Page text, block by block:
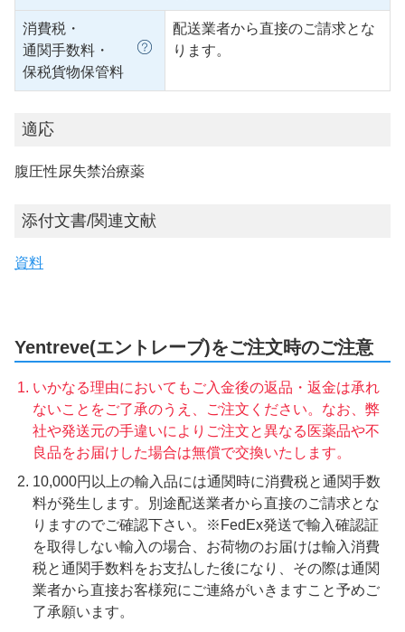
消費税・
通関手数料・
保税貨物保管料
配送業者から直接のご請求とな
ります。
適応
腹圧性尿失禁治療薬
添付文書/関連文献
資料
Yentreve(エントレーブ)をご注文時のご注意
いかなる理由においてもご入金後の返品・返金は承れ
ないことをご了承のうえ、ご注文ください。なお、弊
社や発送元の手違いによりご注文と異なる医薬品や不
良品をお届けした場合は無償で交換いたします。
10,000円以上の輸入品には通関時に消費税と通関手数
料が発生します。別途配送業者から直接のご請求とな
りますのでご確認下さい。※FedEx発送で輸入確認証
を取得しない輸入の場合、お荷物のお届けは輸入消費
税と通関手数料をお支払した後になり、その際は通関
業者から直接お客様宛にご連絡がいきますこと予めご
了承願います。